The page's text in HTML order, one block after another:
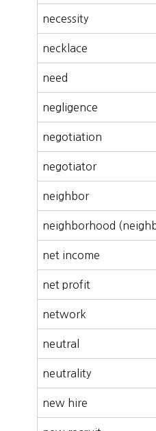
necessity
necklace
need
negligence
negotiation
negotiator
neighbor
neighborhood
net income
net profit
network
neutral
neutrality
new hire